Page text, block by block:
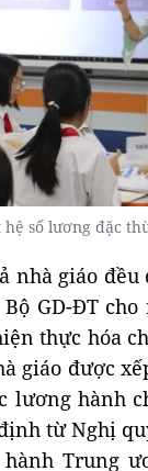
hệ số lương đặc
nhà giáo đều
GD-ĐT
thực hóa
giáo được
lương hành
từ Nghị
Trung